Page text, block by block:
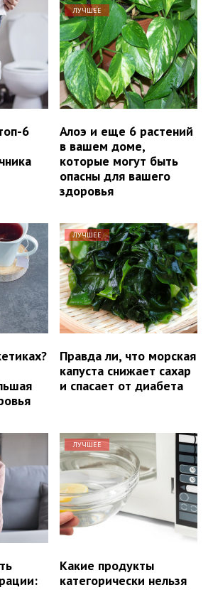
6
ЛУЧШЕЕ
Алоэ и еще 6 растений
в вашем доме,
которые могут быть
опасны для вашего
здоровья
ЛУЧШЕЕ
Правда ли, что морская
капуста снижает сахар
и спасает от диабета
ЛУЧШЕЕ
Какие продукты
категорически нельзя